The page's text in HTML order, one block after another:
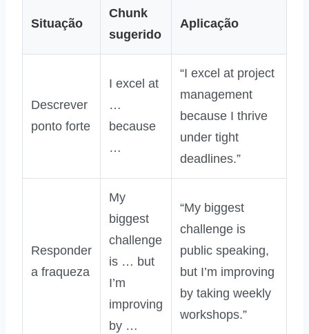
Situação
Chunk
sugerido
Aplicação
Descrever
ponto forte
I excel at
…
because
…
“I excel at project
management
because I thrive
under tight
deadlines.”
Responder
a fraqueza
My
biggest
challenge
is … but
I’m
improving
by …
“My biggest
challenge is
public speaking,
but I’m improving
by taking weekly
workshops.”